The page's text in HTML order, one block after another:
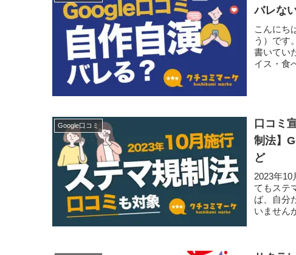
バレな
こんにち
う）です
書いてい
イス・食
Google口コミ
口コミ
制法】
ど
2023年
てもステ
ば、自分
いません